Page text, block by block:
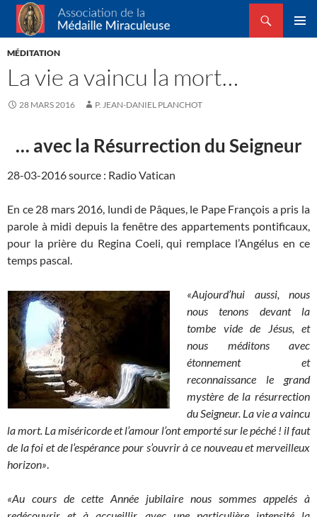
Association de la Médaille Miraculeuse
Recherche
ALLER
AU
MÉDITATION
La vie a vaincu la mort…
28 MARS 2016 P. JEAN-DANIEL PLANCHOT
… avec la Résurrection du Seigneur
28-03-2016 source : Radio Vatican
En ce 28 mars 2016, lundi de Pâques, le Pape François a pris la
parole à midi depuis la fenêtre des appartements pontificaux,
pour la prière du Regina Coeli, qui remplace l’Angélus en ce
temps pascal.
«Aujourd’hui aussi, nous
nous tenons devant la
tombe vide de Jésus, et
nous méditons avec
étonnement et
reconnaissance le grand
mystère de la résurrection
du Seigneur. La vie a vaincu
la mort. La miséricorde et l’amour l’ont emporté sur le péché ! ilfaut
de la foi et de l’espérance pour s’ouvrir à ce nouveau et merveilleux
horizon».
«Au cours de cette Année jubilaire nous sommes appelés à